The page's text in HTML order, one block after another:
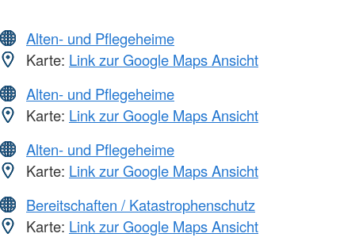
Alten- und Pflegeheime
Karte: Link zur Google Maps Ansicht
Alten- und Pflegeheime
Karte: Link zur Google Maps Ansicht
Alten- und Pflegeheime
Karte: Link zur Google Maps Ansicht
Bereitschaften / Katastrophenschutz
Karte: Link zur Google Maps Ansicht